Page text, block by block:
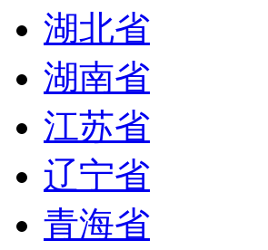
湖北省
湖南省
江苏省
辽宁省
青海省